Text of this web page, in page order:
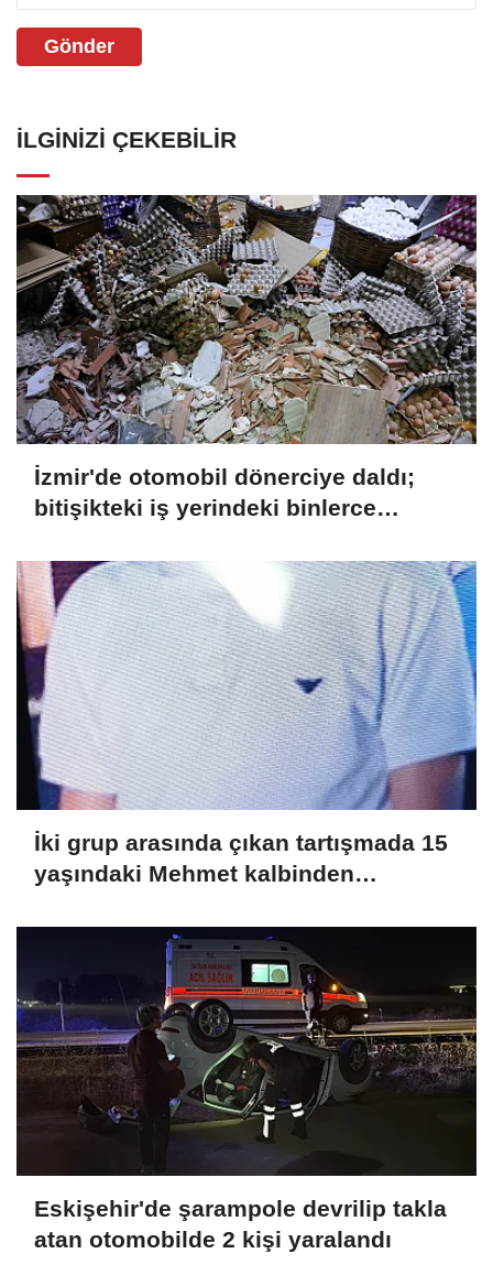
Gönder
İLGINIZI ÇEKEBILIR
İzmir'de otomobil dönerciye daldı;
bitişikteki iş yerindeki binlerce
İki grup arasında çıkan tartışmada 15
yaşındaki Mehmet kalbinden
Eskişehir'de şarampole devrilip takla
atan otomobilde 2 kişi yaralandı